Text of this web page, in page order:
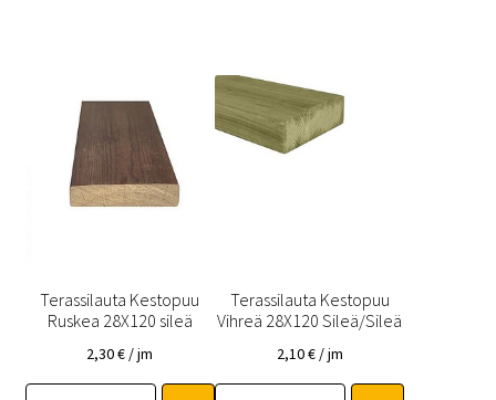
Terassilauta Kestopuu
Ruskea 28X120 sileä
2,30€ / jm
Terassilauta Kestopuu
Vihreä 28X120 Sileä/Sileä
2,10€ / jm